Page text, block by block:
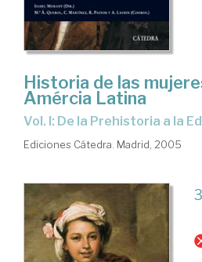
Historia de las
Amércia Latina
Vol. I: De la Prehistoria a la
Ediciones Cátedra. Madrid, 2005